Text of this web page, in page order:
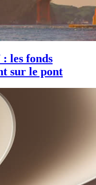
les fonds
sur le pont